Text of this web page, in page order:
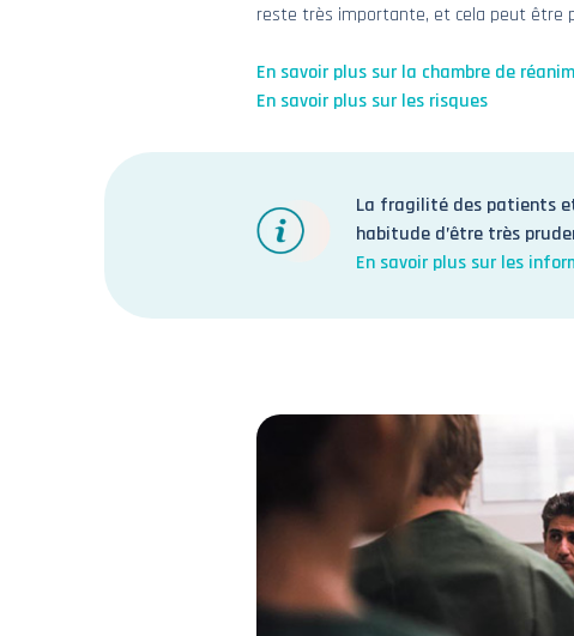
reste très importante, et cela peut être
En savoir plus sur la chambre de
En savoir plus sur les risques
La fragilité des patients
habitude d’être très
En savoir plus sur les